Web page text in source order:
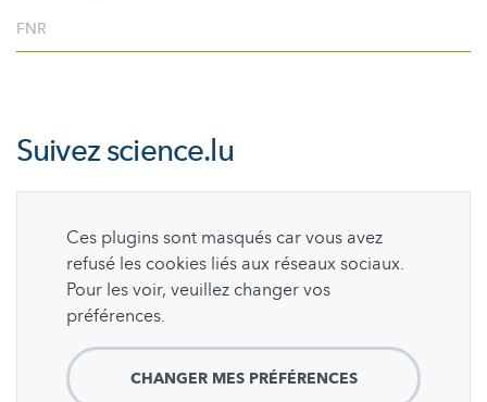
FNR
Suivezscience.lu
Ces plugins sont masqués car vous avez
refusé les cookies liés aux réseaux sociaux.
Pour les voir, veuillez changer vos
préférences.
CHANGER MES PRÉFÉRENCES